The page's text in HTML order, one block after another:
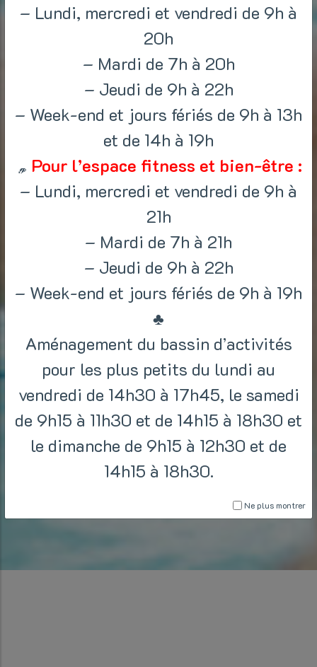
– Lundi, mercredi et vendredi de 9h à
20h
– Mardi de 7h à 20h
– Jeudi de 9h à 22h
– Week-end et jours fériés de 9h à 13h
et de 14h à 19h
Pour l’espace fitness et bien-être :
– Lundi, mercredi et vendredi de 9h à
21h
– Mardi de 7h à 21h
– Jeudi de 9h à 22h
– Week-end et jours fériés de 9h à 19h
♣
Aménagement du bassin d’activités
pour les plus petits du lundi au
vendredi de 14h30 à 17h45, le samedi
de 9h15 à 11h30 et de 14h15 à 18h30 et
le dimanche de 9h15 à 12h30 et de
14h15 à 18h30.
Ne plus montrer